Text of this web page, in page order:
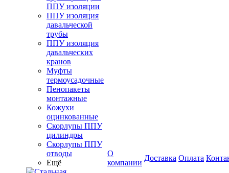
ППУ изоляции
ППУ изоляция
давальческой
трубы
ППУ изоляция
давальческих
кранов
Муфты
термоусадочные
Пенопакеты
монтажные
Кожухи
оцинкованные
Скорлупы ППУ
цилиндры
Скорлупы ППУ
отводы
Ещё
О
компании
Доставка Оплата